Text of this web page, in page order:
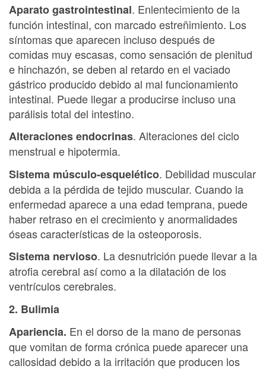
Aparato gastrointestinal. Enlentecimiento de la
función intestinal, con marcado estreñimiento. Los
síntomas que aparecen incluso después de
comidas muy escasas, como sensación de plenitud
e hinchazón, se deben al retardo en el vaciado
gástrico producido debido al mal funcionamiento
intestinal. Puede llegar a producirse incluso una
parálisis total del intestino.
Alteraciones endocrinas. Alteraciones del ciclo
menstrual e hipotermia.
Sistema músculo-esquelético. Debilidad muscular
debida a la pérdida de tejido muscular. Cuando la
enfermedad aparece a una edad temprana, puede
haber retraso en el crecimiento y anormalidades
óseas características de la osteoporosis.
Sistema nervioso. La desnutrición puede llevar a la
atrofia cerebral así como a la dilatación de los
ventrículos cerebrales.
2. Bulimia
Apariencia. En el dorso de la mano de personas
que vomitan de forma crónica puede aparecer una
callosidad debido a la irritación que producen los